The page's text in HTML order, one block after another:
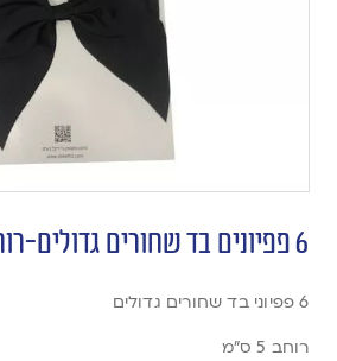
6 פפיונים בד שחורים גדולים-רוחב 5 ס”מ
6 פפיוני בד שחורים גדולים
רוחב 5 ס”מ